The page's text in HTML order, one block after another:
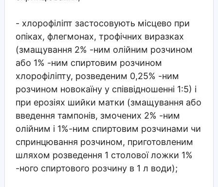
- хлорофіліпт застосовують місцево при
опіках, флегмонах, трофічних виразках
(змащування 2% -ним олійним розчином
або 1% -ним спиртовим розчином
хлорофіліпту, розведеним 0,25% -ним
розчином новокаїну у співвідношенні 1:5) і
при ерозіях шийки матки (змащування або
введення тампонів, змочених 2% -ним
олійним і 1%-ним спиртовим розчинами чи
спринцювання розчином, приготовленим
шляхом розведення 1 столової ложки 1%
-ного спиртового розчину в 1 л води);